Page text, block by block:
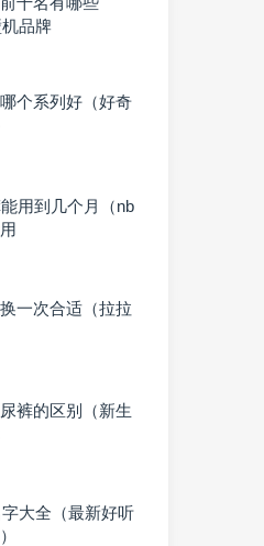
机品牌
个系列好（好奇
用到几个月（nb
一次合适（拉拉
裤的区别（新生
大全（最新好听